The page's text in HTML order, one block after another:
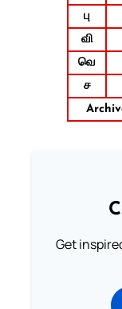
பு
வி
வெ
ச
Get